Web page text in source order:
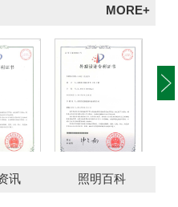
MORE+
新型
投光灯外观设计
讯 照明百科